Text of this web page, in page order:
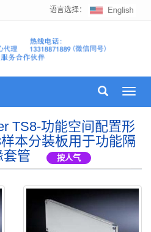
语言选择：
TS8-功能空间配置形
本分装板用于功能隔
套管
按人气